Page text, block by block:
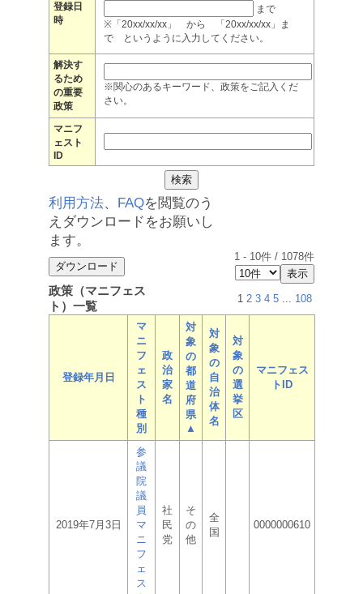
登録日
時
まで
※「20xx/xx/xx」 から 「20xx/xx/xx」ま
で というように入力してください。
解決す
るため
の重要
政策
※関心のあるキーワード、政策をご記入くだ
さい。
マニフ
ェスト
ID
利用方法、 FAQを閲覧のう
えダウンロードをお願いし
ます。
1 - 10件 / 1078件
政策（マニフェス
ト）一覧
1 2 3 4 5 ... 108
登録年月日
マ
ニ
フ
ェ
ス
ト
種
別
政
治
家
名
対
象
の
都
道
府
県
▲
対
象
の
自
治
体
名
対
象
の
選
挙
区
マニフェス
トID
2019年7月3日
参
議
院
議
員
マ
ニ
フ
ェ
ス
社
民
党
そ
の
他
全
国
0000000610